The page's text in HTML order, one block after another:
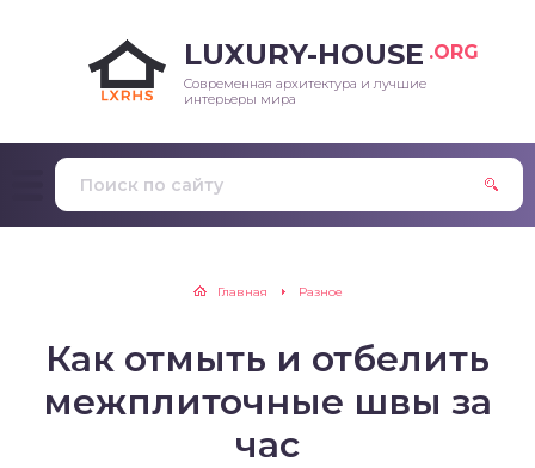
LUXURY-HOUSE .ORG
Современная архитектура и лучшие
интерьеры мира
Главная Разное
Как отмыть и отбелить
межплиточные швы за
час